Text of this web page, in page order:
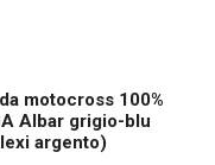
motocross 100%
Albar grigio-blu
argento)